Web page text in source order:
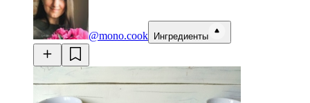
@mono.cook Ингредиенты